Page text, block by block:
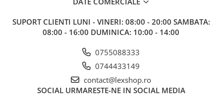
SUPORT CLIENTI LUNI - VINERI: 08:00 - 20:00 SAMBATA:
08:00 - 16:00 DUMINICA: 10:00 - 14:00
0755088333
0744433149
contact@lexshop.ro
SOCIAL URMARESTE-NE IN SOCIAL MEDIA